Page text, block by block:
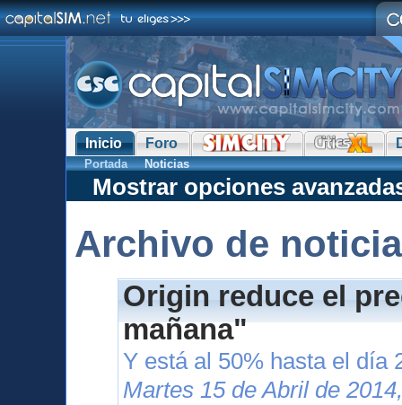
Inicio Foro
Portada Noticias
Mostrar opciones
Archivo de
Origin reduce el
mañana"
Y está al 50% hasta el día
Martes 15 de Abril de